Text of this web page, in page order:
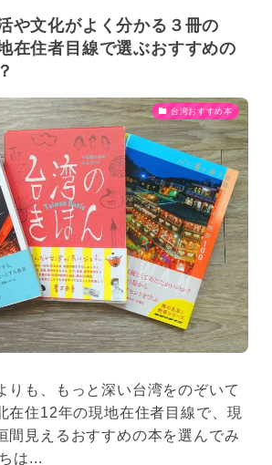
や文化がよく分かる３冊の
在住者目線で選ぶおすすめの
台湾おすすめ本
りも、もっと深い台湾をのぞいて
在住12年の現地在住者目線で、現
間見えるおすすめの本を選んでみ
は...